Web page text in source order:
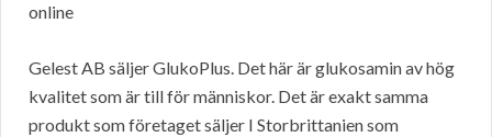
online
Gelest AB säljer GlukoPlus. Det här är glukosamin av hög
kvalitet som är till för människor. Det är exakt samma
produkt som företaget säljer I Storbrittanien som